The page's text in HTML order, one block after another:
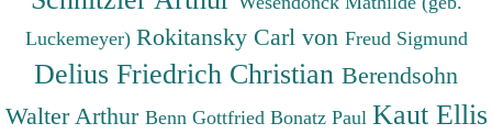
Luckemeyer) Rokitansky Carl von Freud Sigmund
Delius Friedrich Christian Berendsohn
Walter Arthur Benn Gottfried Bonatz Paul Kaut Ellis